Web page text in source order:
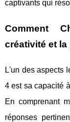
captivants qui
Comment
créativité et
L'un des aspects
4 est sa capacité
En comprenant
réponses